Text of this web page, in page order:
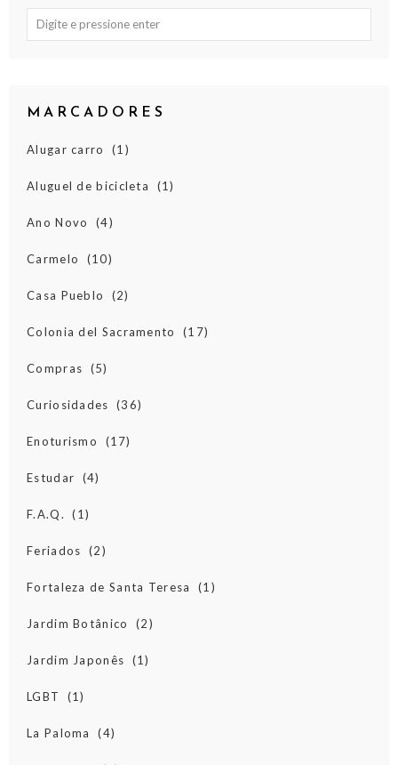
MARCADORES
Alugar carro (1)
Aluguel de bicicleta (1)
Ano Novo (4)
Carmelo (10)
Casa Pueblo (2)
Colonia del Sacramento (17)
Compras (5)
Curiosidades (36)
Enoturismo (17)
Estudar (4)
F.A.Q. (1)
Feriados (2)
Fortaleza de Santa Teresa (1)
Jardim Botânico (2)
Jardim Japonês (1)
LGBT (1)
La Paloma (4)